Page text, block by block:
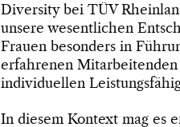
Diversity bei TÜV
unsere wesentlichen
Frauen besonders in
erfahrenen
individuellen
In diesem Kontext mag es